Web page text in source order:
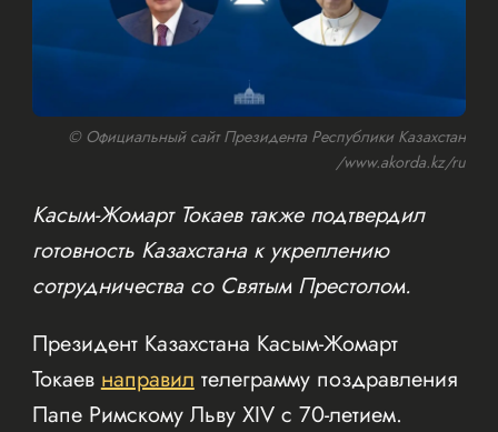
© Официальный сайт Президента Республики Казахстан
/www.akorda.kz/ru
Касым-Жомарт Токаев также подтвердил
готовность Казахстана к укреплению
сотрудничества со Святым Престолом.
Президент Казахстана Касым-Жомарт
Токаевнаправилтелеграмму поздравления
Папе Римскому Льву XIV с 70-летием.